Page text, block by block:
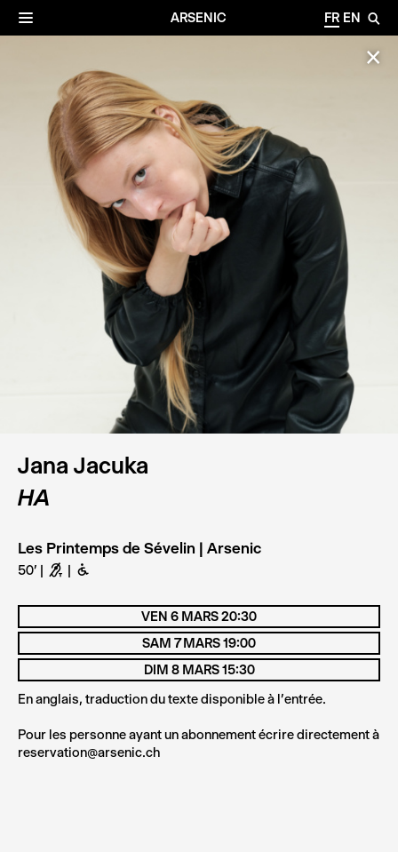
ARSENIC FR EN 🔎
☰
✕
Jana Jacuka
HA
Les Printemps de Sévelin | Arsenic
50' G B
VEN 6 MARS 20:30
RÉSERVER
SAM 7 MARS 19:00
RÉSERVER
DIM 8 MARS 15:30
RÉSERVER
En anglais, traduction du texte disponible à l'entrée.
Pour les personne ayant un abonnement écrire directement à
reservation@arsenic.ch